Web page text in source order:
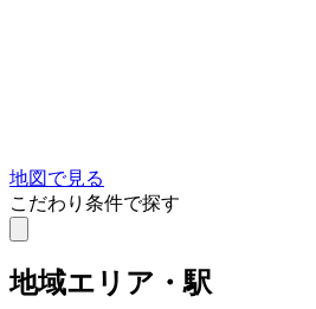
地図で見る
こだわり条件で探す
地域エリア・駅